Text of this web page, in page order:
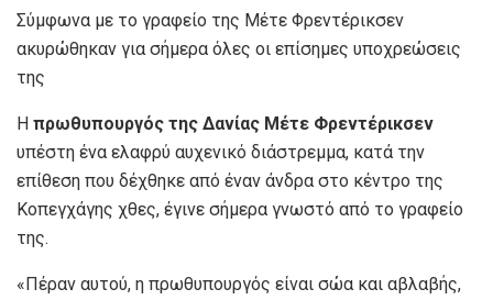
Σύμφωνα με το γραφείο της Μέτε Φρεντέρικσεν
ακυρώθηκαν για σήμερα όλες οι επίσημες υποχρεώσεις
της
Η πρωθυπουργός της Δανίας Μέτε Φρεντέρικσεν
υπέστη ένα ελαφρύ αυχενικό διάστρεμμα, κατά την
επίθεση που δέχθηκε από έναν άνδρα στο κέντρο της
Κοπεγχάγης χθες, έγινε σήμερα γνωστό από το γραφείο
της.
«Πέραν αυτού, η πρωθυπουργός είναι σώα και αβλαβής,